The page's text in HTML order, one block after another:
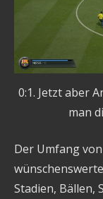
0:1. Jetzt aber
man
Der Umfang
Stadien, Bällen,